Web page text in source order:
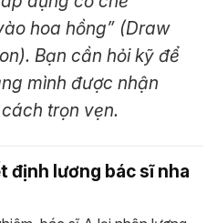
hoa hồng” (Draw
Bạn cần hỏi kỹ để
mình được nhận
trọn vẹn.
định lương bác sĩ nha